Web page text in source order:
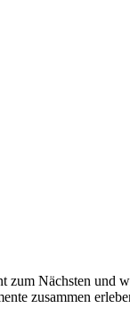
Nächsten und
zusammen